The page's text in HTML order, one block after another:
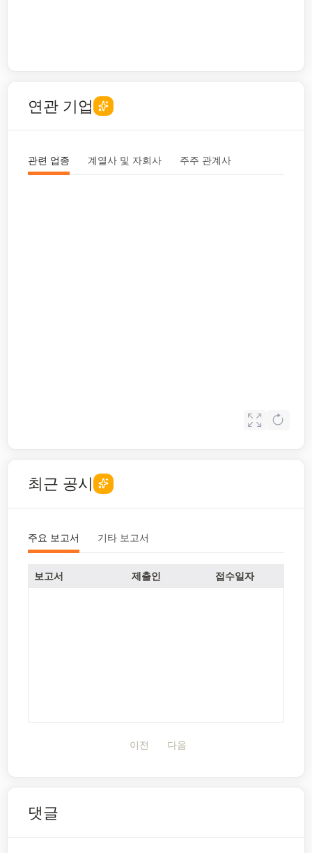
연관 기업
관련 업종 계열사 및 자회사 주주 관계사
최근 공시
주요 보고서 기타 보고서
보고서 제출인 접수일자
이전 다음
댓글